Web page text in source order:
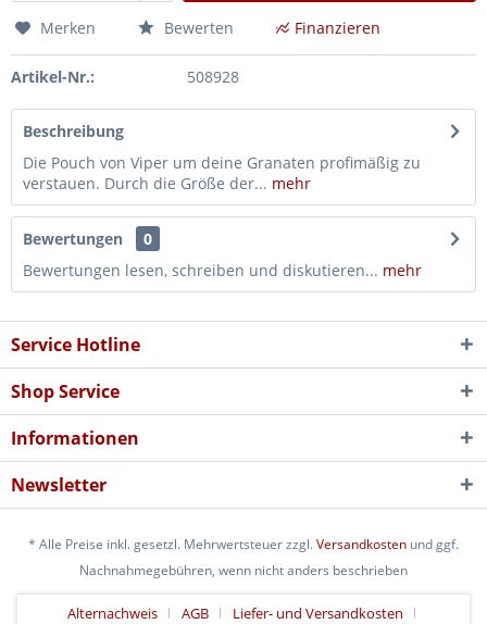
Merken Bewerten Finanzieren
Artikel-Nr.: 508928
Beschreibung
Die Pouch von Viper um deine Granaten profimäßig zu
verstauen. Durch die Größe der... mehr
Bewertungen
0
Bewertungen lesen, schreiben und diskutieren... mehr
Service Hotline
Shop Service
Informationen
Newsletter
* Alle Preise inkl. gesetzl. Mehrwertsteuer zzgl.Versandkosten und ggf.
Nachnahmegebühren, wenn nicht anders beschrieben
Alternachweis AGB Liefer- und Versandkosten